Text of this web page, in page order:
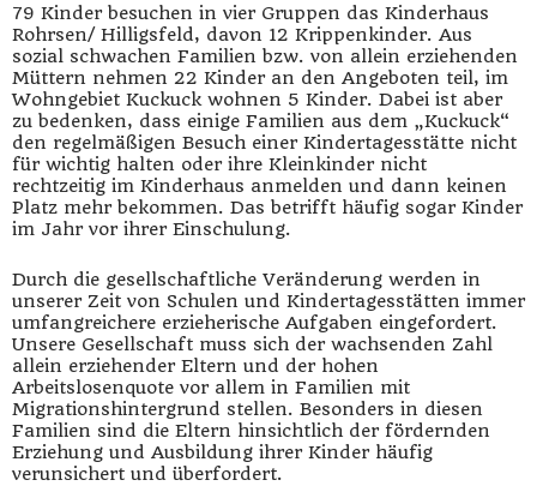
79 Kinder besuchen in vier Gruppen das Kinderhaus
Rohrsen/ Hilligsfeld, davon 12 Krippenkinder. Aus
sozial schwachen Familien bzw. von allein erziehenden
Müttern nehmen 22 Kinder an den Angeboten teil, im
Wohngebiet Kuckuck wohnen 5 Kinder. Dabei ist aber
zu bedenken, dass einige Familien aus dem „Kuckuck“
den regelmäßigen Besuch einer Kindertagesstätte nicht
für wichtig halten oder ihre Kleinkinder nicht
rechtzeitig im Kinderhaus anmelden und dann keinen
Platz mehr bekommen. Das betrifft häufig sogar Kinder
im Jahr vor ihrer Einschulung.
Durch die gesellschaftliche Veränderung werden in
unserer Zeit von Schulen und Kindertagesstätten immer
umfangreichere erzieherische Aufgaben eingefordert.
Unsere Gesellschaft muss sich der wachsenden Zahl
allein erziehender Eltern und der hohen
Arbeitslosenquote vor allem in Familien mit
Migrationshintergrund stellen. Besonders in diesen
Familien sind die Eltern hinsichtlich der fördernden
Erziehung und Ausbildung ihrer Kinder häufig
verunsichert und überfordert.